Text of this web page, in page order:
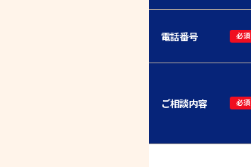
電話番号 必須
ご相談内容 必須